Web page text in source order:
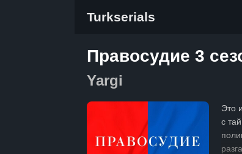
Turkserials
Правосудие 3
Yargi
Это
с